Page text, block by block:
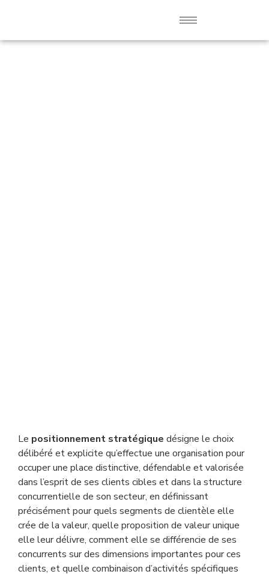
Le positionnement stratégique désigne le choix
délibéré et explicite qu’effectue une organisation pour
occuper une place distinctive, défendable et valorisée
dans l’esprit de ses clients cibles et dans la structure
concurrentielle de son secteur, en définissant
précisément pour quels segments de clientèle elle
crée de la valeur, quelle proposition de valeur unique
elle leur délivre, comment elle se différencie de ses
concurrents sur des dimensions importantes pour ces
clients, et quelle combinaison d’activités spécifiques